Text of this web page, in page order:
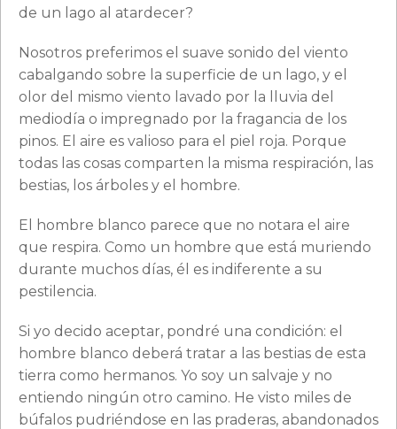
de un lago al atardecer?
Nosotros preferimos el suave sonido del viento
cabalgando sobre la superficie de un lago, y el
olor del mismo viento lavado por la lluvia del
mediodía o impregnado por la fragancia de los
pinos. El aire es valioso para el piel roja. Porque
todas las cosas comparten la misma respiración, las
bestias, los árboles y el hombre.
El hombre blanco parece que no notara el aire
que respira. Como un hombre que está muriendo
durante muchos días, él es indiferente a su
pestilencia.
Si yo decido aceptar, pondré una condición: el
hombre blanco deberá tratar a las bestias de esta
tierra como hermanos. Yo soy un salvaje y no
entiendo ningún otro camino. He visto miles de
búfalos pudriéndose en las praderas, abandonados